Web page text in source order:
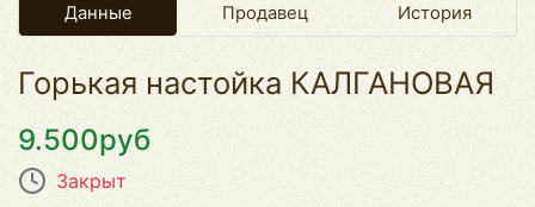
Данные Продавец История
Горькая настойка КАЛГАНОВАЯ
9.500руб
Закрыт